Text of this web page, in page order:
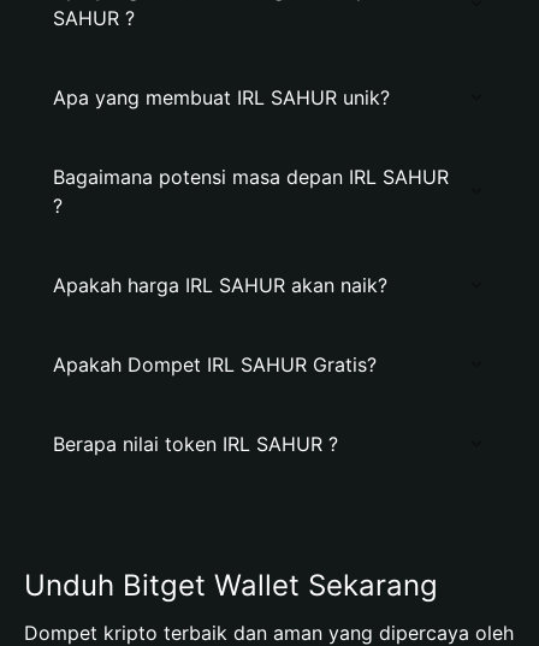
SAHUR ?
Apa yang membuat IRL SAHUR unik?
Bagaimana potensi masa depan IRL SAHUR
?
Apakah harga IRL SAHUR akan naik?
Apakah Dompet IRL SAHUR Gratis?
Berapa nilai token IRL SAHUR ?
Unduh Bitget Wallet Sekarang
Dompet kripto terbaik dan aman yang dipercaya oleh